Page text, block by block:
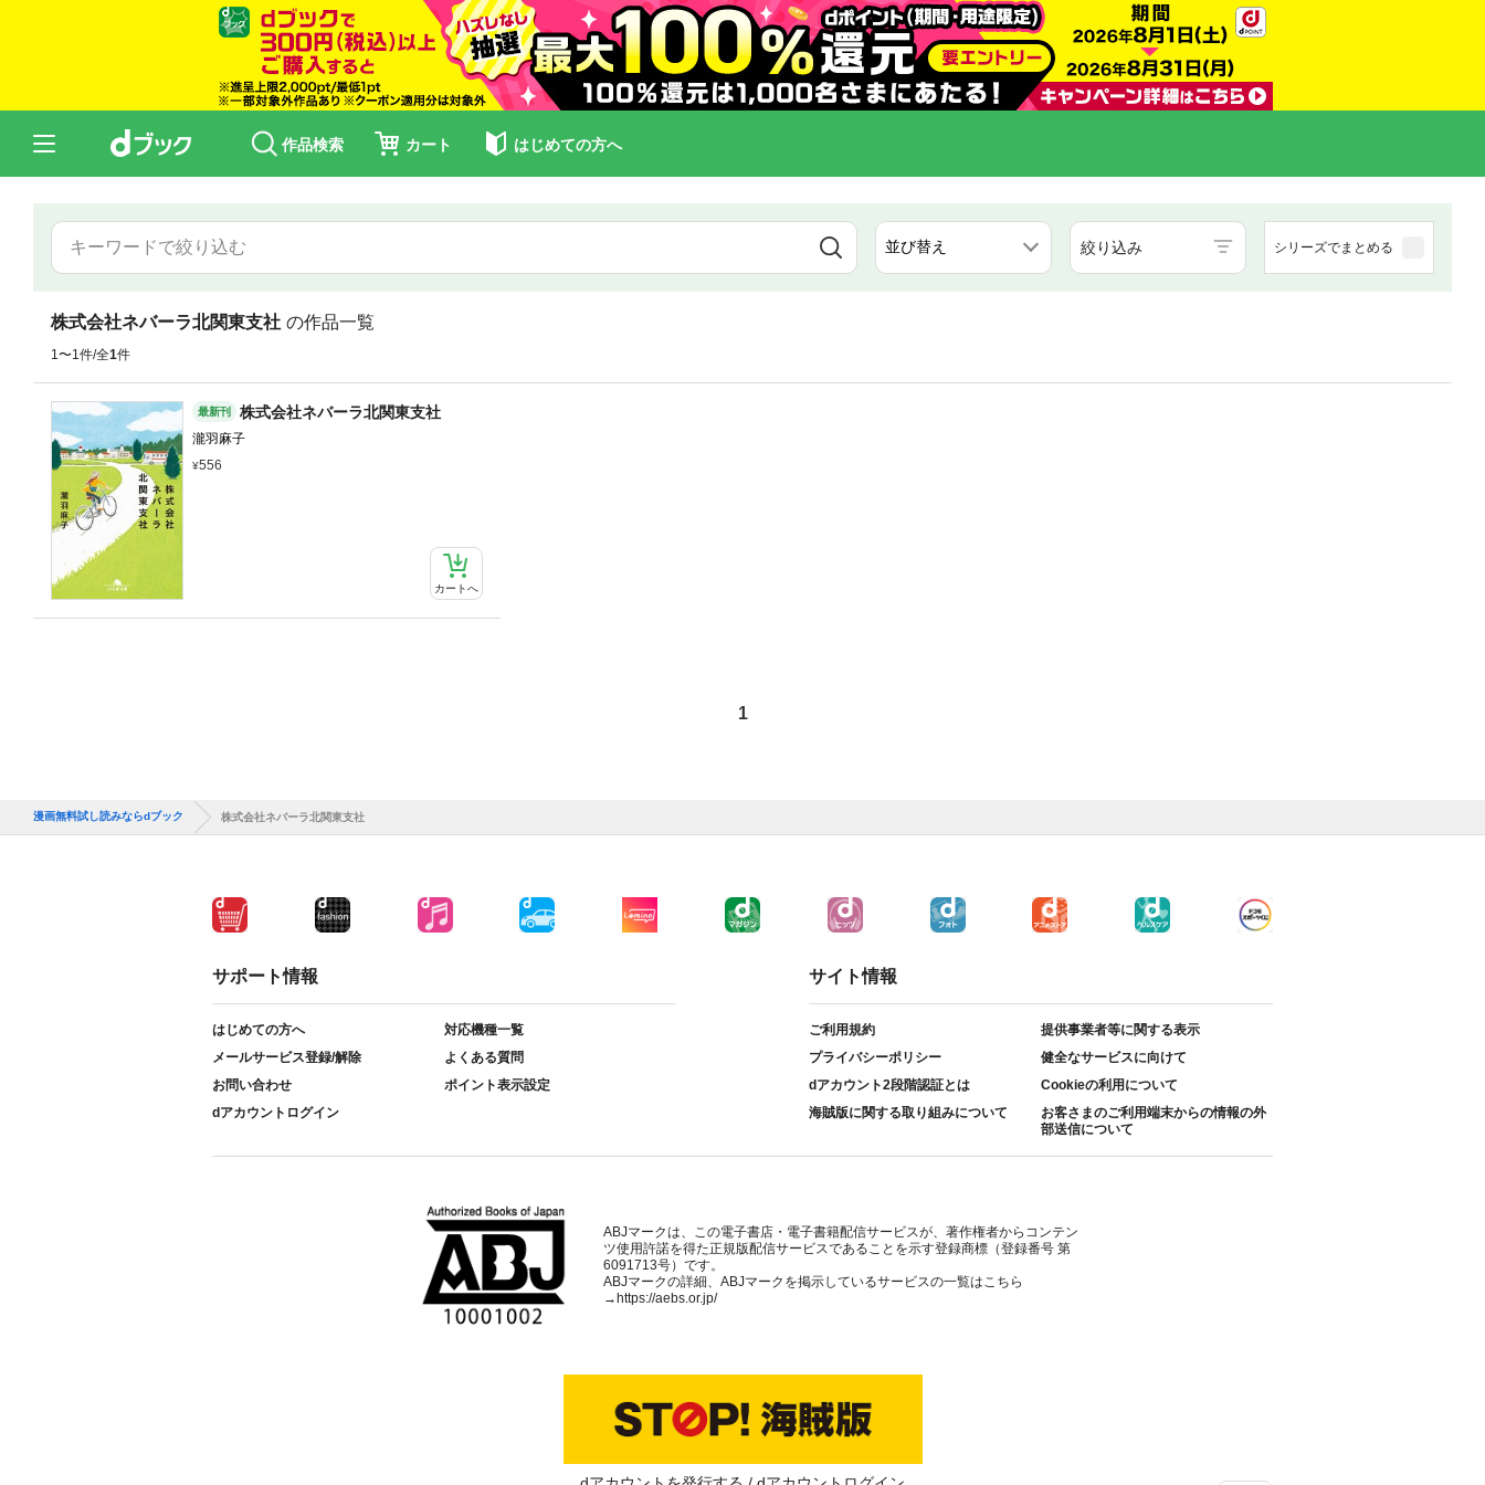
作品検索 カート はじめての方へ
絞り込み シリーズでまとめる
株式会社ネバーラ北関東支社 の作品一覧
1〜1件/全1件
最新刊 株式会社ネバーラ北関東支社
瀧羽麻子
556
カートへ
1
漫画無料試し読みならdブック 株式会社ネバーラ北関東支社
サポート情報
はじめての方へ
対応機種一覧
メールサービス登録/解除
よくある質問
お問い合わせ
ポイント表示設定
dアカウントログイン
サイト情報
ご利用規約
提供事業者等に関する表示
プライバシーポリシー
健全なサービスに向けて
dアカウント2段階認証とは
Cookieの利用について
海賊版に関する取り組みについて
お客さまのご利用端末からの情報の外
部送信について
ABJマークは、この電子書店・電子書籍配信サービスが、著作権者からコンテン
ツ使用許諾を得た正規版配信サービスであることを示す登録商標（登録番号 第
6091713号）です。
ABJマークの詳細、ABJマークを掲示しているサービスの一覧はこちら
→https://aebs.or.jp/